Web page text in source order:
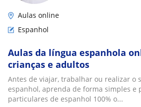
Aulas online
Espanhol
Aulas da língua espanhola
crianças e adultos
Antes de viajar, trabalhar ou realizar o
espanhol, aprenda de forma simples e
particulares de espanhol 100% o...